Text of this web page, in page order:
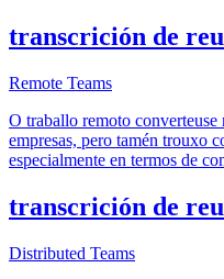
transcrición de
Remote Teams
O traballo remoto converteuse
empresas, pero tamén trouxo
especialmente en termos de
transcrición de
Distributed Teams